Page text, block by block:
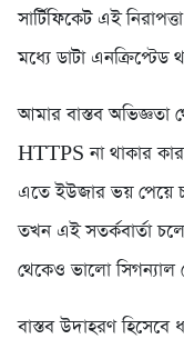
সার্টিফিকেট এই
মধ্যে ডাটা এনক্রিপ্টেড
আমার বাস্তব
HTTPS না থাকার
এতে ইউজার ভয় পেয়ে
তখন এই সতর্কবার্তা
থেকেও ভালো
বাস্তব উদাহরণ